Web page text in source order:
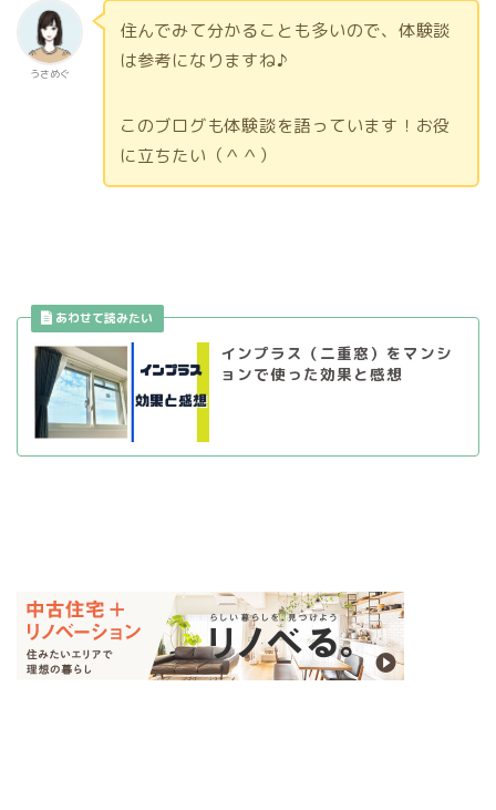
うさめぐ
住んでみて分かることも多いので、体験談
は参考になりますね♪
このブログも体験談を語っています！お役
に立ちたい（＾＾）
インプラス（二重窓）をマンシ
ョンで使った効果と感想